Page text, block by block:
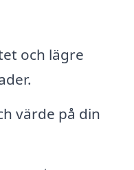
och lägre
värde på din